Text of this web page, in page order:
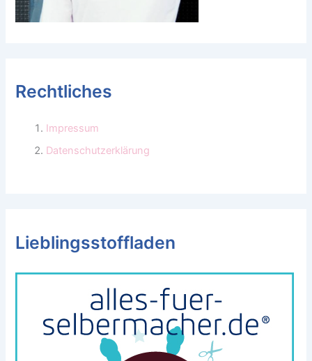
Rechtliches
Impressum
Datenschutzerklärung
Lieblingsstoffladen